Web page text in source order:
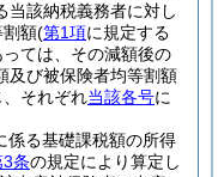
当該納税義務者に対し
割額(第1項に規定する
ては、その減額後の
及び被保険者均等割額
それぞれ当該各号に
係る基礎課税額の所得
3条の規定により算定し